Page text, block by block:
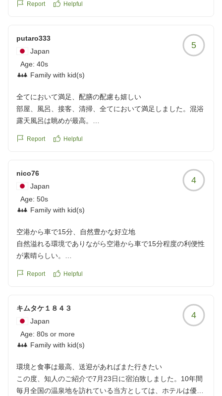
reviewId=33123478373654
Report Helpful
putaro333
Japan
Age: 40s
Family with kid(s)
5
全てにおいて満足、配膳の配慮も嬉しい
部屋、風呂、接客、清掃、全てにおいて満足しました。混浴
露天風呂は眺めが最高。
日本酒、焼酎はあまり飲まないので、梅酒の酒類が何種類か
部屋にあった置き鏡が、拡大鏡になっていたので、普通の置
き鏡であれば良かった。見えづらかった。
夕食の配膳時間もコントロールして頂き、事前に苦手な物を
伺って頂きは内容も少し変更して頂き嬉しかった。
他の画像やクチコミの詳細はこちらから
https://review.travel.rakuten.co.jp/hotel/voice/109078?
Report Helpful
nico76
Japan
Age: 50s
Family with kid(s)
4
空港から車で15分、自然豊かな好立地
自然溢れる環境でありながら空港から車で15分程度の利便性
が素晴らしい。
https://review.travel.rakuten.co.jp/hotel/voice/109078?
Report Helpful
キムタケ１８４３
Japan
Age: 80s or more
Family with kid(s)
4
環境と食事は最高、送迎があればまた行きたい
この度、知人のご紹介で7月23日に宿泊致しました。10年間
毎月全国の温泉地を訪れている当方としては、ホテルは優良